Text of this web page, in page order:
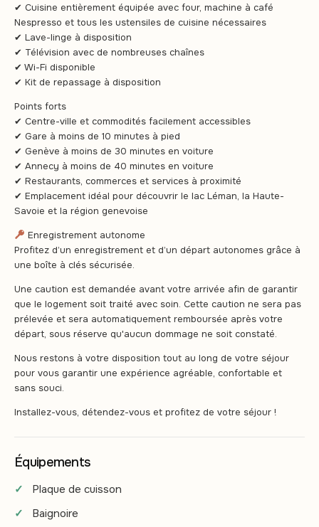
✔ Cuisine entièrement équipée avec four, machine à café
Nespresso et tous les ustensiles de cuisine nécessaires
✔ Lave-linge à disposition
✔ Télévision avec de nombreuses chaînes
✔ Wi-Fi disponible
✔ Kit de repassage à disposition
Points forts
✔ Centre-ville et commodités facilement accessibles
✔ Gare à moins de 10 minutes à pied
✔ Genève à moins de 30 minutes en voiture
✔ Annecy à moins de 40 minutes en voiture
✔ Restaurants, commerces et services à proximité
✔ Emplacement idéal pour découvrir le lac Léman, la Haute-
Savoie et la région genevoise
Enregistrement autonome
Profitez d’un enregistrement et d’un départ autonomes grâce à
une boîte à clés sécurisée.
Une caution est demandée avant votre arrivée afin de garantir
que le logement soit traité avec soin. Cette caution ne sera pas
prélevée et sera automatiquement remboursée après votre
départ, sous réserve qu'aucun dommage ne soit constaté.
Nous restons à votre disposition tout au long de votre séjour
pour vous garantir une expérience agréable, confortable et
sans souci.
Installez-vous, détendez-vous et profitez de votre séjour !
Équipements
Plaque de cuisson
Baignoire